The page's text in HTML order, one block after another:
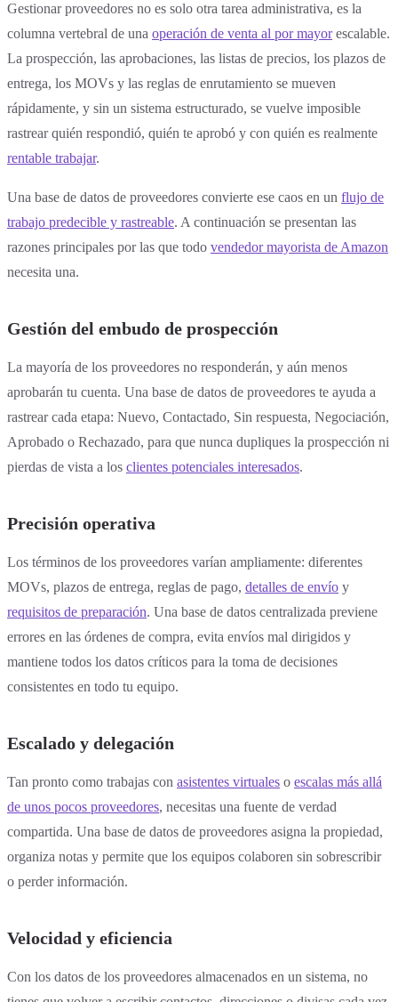
Gestionar proveedores no es solo otra tarea administrativa, es la
columna vertebral de una operación de venta al por mayorescalable.
La prospección, las aprobaciones, las listas de precios, los plazos de
entrega, los MOVs y las reglas de enrutamiento se mueven
rápidamente, y sin un sistema estructurado, se vuelve imposible
rastrear quién respondió, quién te aprobó y con quién es realmente
rentable trabajar.
Una base de datos de proveedores convierte ese caos en un flujo de
trabajo predecible y rastreable. A continuación se presentan las
razones principales por las que todo vendedor mayorista de Amazon
necesita una.
Gestión del embudo de prospección
La mayoría de los proveedores no responderán, y aún menos
aprobarán tu cuenta. Una base de datos de proveedores te ayuda a
rastrear cada etapa: Nuevo, Contactado, Sin respuesta, Negociación,
Aprobado o Rechazado, para que nunca dupliques la prospección ni
pierdas de vista a los clientes potenciales interesados.
Precisión operativa
Los términos de los proveedores varían ampliamente: diferentes
MOVs, plazos de entrega, reglas de pago, detalles de envío y
requisitos de preparación. Una base de datos centralizada previene
errores en las órdenes de compra, evita envíos mal dirigidos y
mantiene todos los datos críticos para la toma de decisiones
consistentes en todo tu equipo.
Escalado y delegación
Tan pronto como trabajas con asistentes virtuales o escalas más allá
de unos pocos proveedores, necesitas una fuente de verdad
compartida. Una base de datos de proveedores asigna la propiedad,
organiza notas y permite que los equipos colaboren sin sobrescribir
o perder información.
Velocidad y eficiencia
Con los datos de los proveedores almacenados en un sistema, no